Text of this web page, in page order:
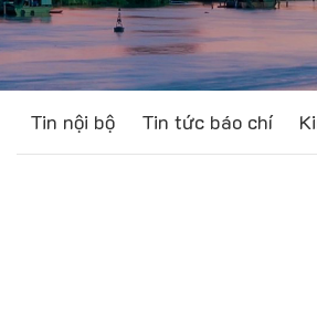
Tin nội bộ Tin tức báo chí